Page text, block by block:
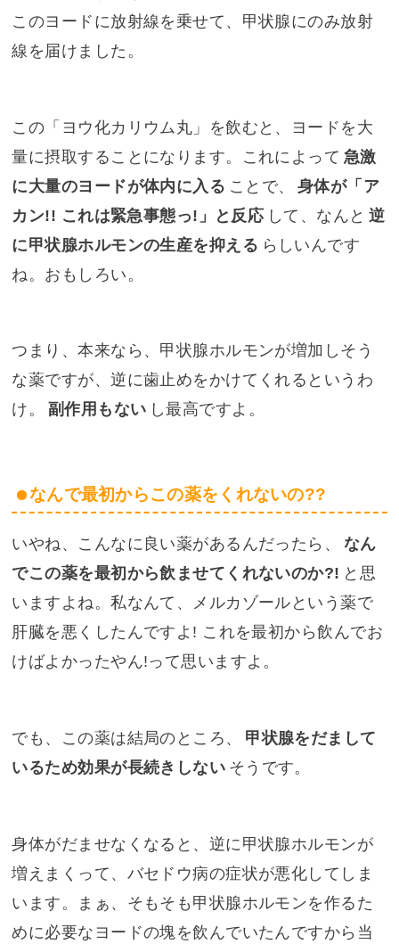
このヨードに放射線を乗せて、甲状腺にのみ放射
線を届けました。
この「ヨウ化カリウム丸」を飲むと、ヨードを大
量に摂取することになります。これによって 急激
に大量のヨードが体内に入る ことで、
身体が「ア
カン!! これは緊急事態っ!」と反応 して、なんと 逆
に甲状腺ホルモンの生産を抑える らしいんです
ね。おもしろい。
つまり、本来なら、甲状腺ホルモンが増加しそう
な薬ですが、逆に歯止めをかけてくれるというわ
け。
副作用もない し最高ですよ。
なんで最初からこの薬をくれないの??
いやね、こんなに良い薬があるんだったら、
なん
でこの薬を最初から飲ませてくれないのか?! と思
いますよね。私なんて、メルカゾールという薬で
肝臓を悪くしたんですよ! これを最初から飲んでお
けばよかったやん!って思いますよ。
でも、この薬は結局のところ、
甲状腺をだまして
いるため効果が長続きしない そうです。
身体がだませなくなると、逆に甲状腺ホルモンが
増えまくって、バセドウ病の症状が悪化してしま
います。まぁ、そもそも甲状腺ホルモンを作るた
めに必要なヨードの塊を飲んでいたんですから当